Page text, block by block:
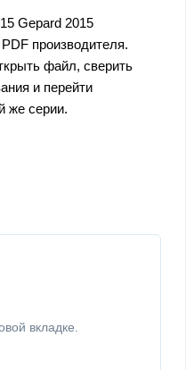
Gepard 2015
производителя.
файл, сверить
и перейти
же серии.
вкладке.